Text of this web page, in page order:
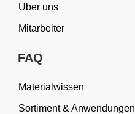
Über uns
Mitarbeiter
FAQ
Materialwissen
Sortiment & Anwendungen